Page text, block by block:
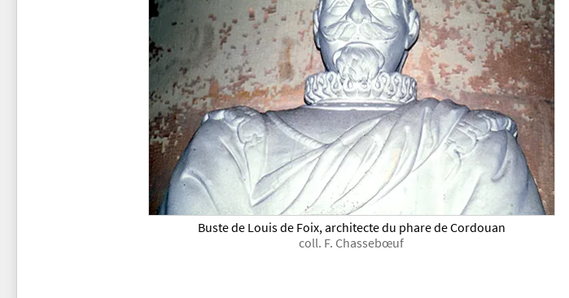
Buste de Louis de Foix, architecte du phare de Cordouan
coll. F. Chassebœuf